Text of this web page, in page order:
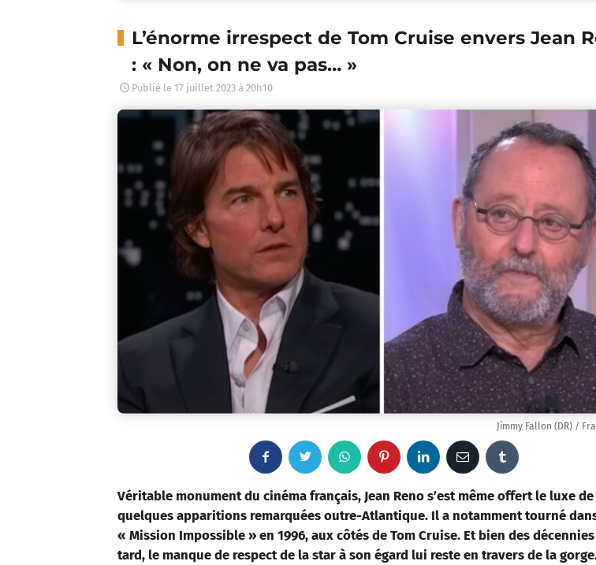
L’énorme irrespect de Tom Cruise envers Jean
: « Non, on ne va pas… »
Publié le 17 juillet 2023 à 20h10
Jimmy Fallon (DR) /
c
e
w
i
t
W
a
t
P
i
n
t
i
n
k
E
m
a
i
u
m
b
Véritable monument du cinéma français, Jean Reno s’est même offert le luxe
quelques apparitions remarquées outre-Atlantique. Il a notamment tourné
« Mission Impossible » en 1996, aux côtés de Tom Cruise. Et bien des
tard, le manque de respect de la star à son égard lui reste en travers de la